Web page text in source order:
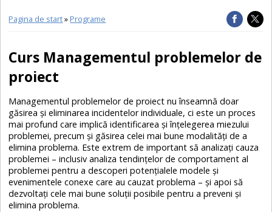
Pagina de start»Programe
Curs Managementul problemelor de
proiect
Managementul problemelor de proiect nu înseamnă doar
găsirea și eliminarea incidentelor individuale, ci este un proces
mai profund care implică identificarea și înțelegerea miezului
problemei, precum și găsirea celei mai bune modalități de a
elimina problema. Este extrem de important să analizați cauza
problemei – inclusiv analiza tendințelor de comportament al
problemei pentru a descoperi potențialele modele și
evenimentele conexe care au cauzat problema – și apoi să
dezvoltați cele mai bune soluții posibile pentru a preveni și
elimina problema.